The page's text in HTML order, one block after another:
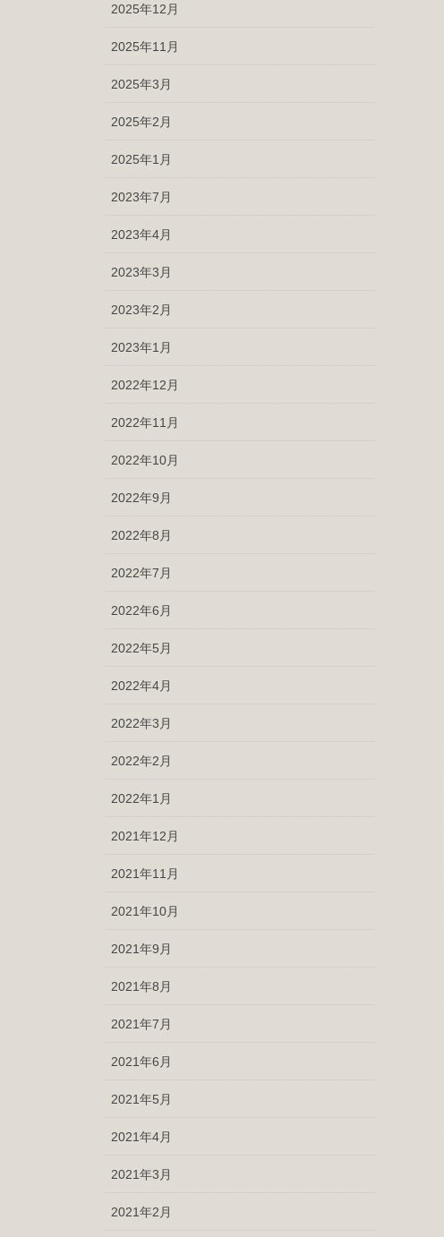
2025年12月
2025年11月
2025年3月
2025年2月
2025年1月
2023年7月
2023年4月
2023年3月
2023年2月
2023年1月
2022年12月
2022年11月
2022年10月
2022年9月
2022年8月
2022年7月
2022年6月
2022年5月
2022年4月
2022年3月
2022年2月
2022年1月
2021年12月
2021年11月
2021年10月
2021年9月
2021年8月
2021年7月
2021年6月
2021年5月
2021年4月
2021年3月
2021年2月